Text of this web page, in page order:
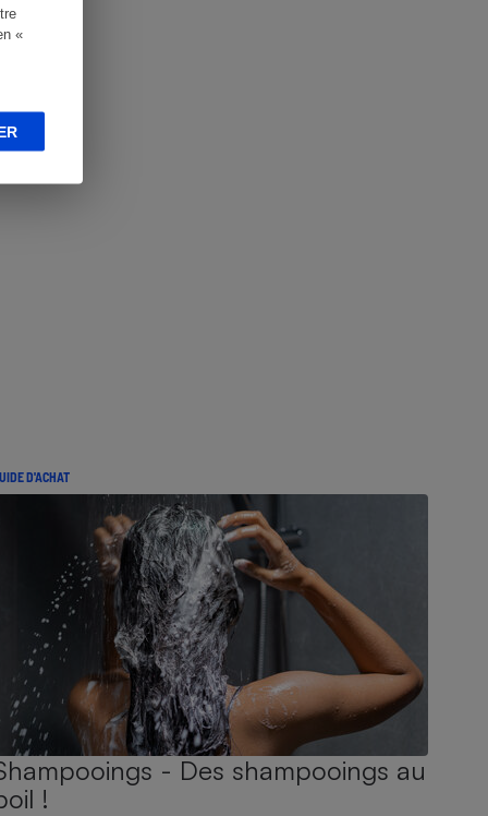
«
D'ACHAT
- Des shampooings au
!